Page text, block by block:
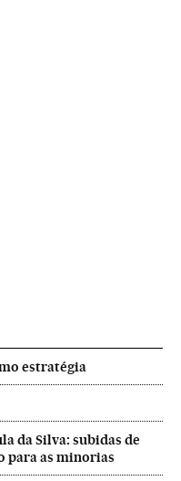
estratégia
da Silva: subidas de
para as minorias